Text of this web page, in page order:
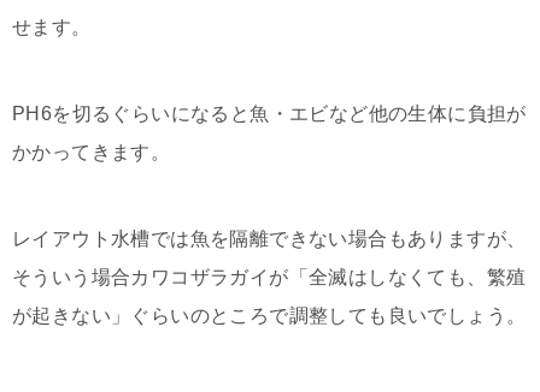
せます。
PH6を切るぐらいになると魚・エビなど他の生体に負担が
かかってきます。
レイアウト水槽では魚を隔離できない場合もありますが、
そういう場合カワコザラガイが「全滅はしなくても、繁殖
が起きない」ぐらいのところで調整しても良いでしょう。